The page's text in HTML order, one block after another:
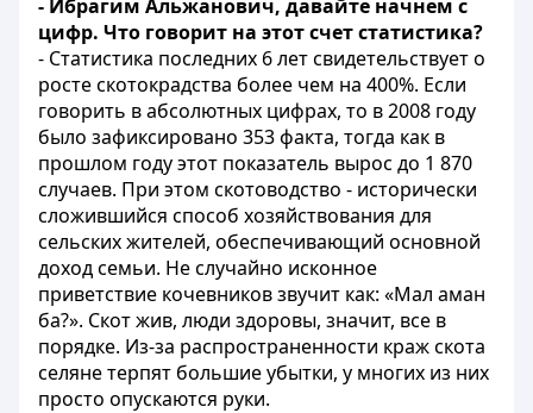
- Ибрагим Альжанович, давайте начнем с
цифр. Что говорит на этот счет статистика?
- Статистика последних 6 лет свидетельствует о
росте скотокрадства более чем на 400%. Если
говорить в абсолютных цифрах, то в 2008 году
было зафиксировано 353 факта, тогда как в
прошлом году этот показатель вырос до 1 870
случаев. При этом скотоводство - исторически
сложившийся способ хозяйствования для
сельских жителей, обеспечивающий основной
доход семьи. Не случайно исконное
приветствие кочевников звучит как: «Мал аман
ба?». Скот жив, люди здоровы, значит, все в
порядке. Из-за распространенности краж скота
селяне терпят большие убытки, у многих из них
просто опускаются руки.